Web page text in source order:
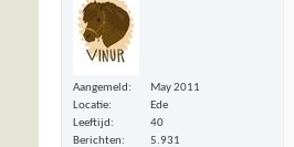
Aangemeld
May 2011
Locatie
Ede
Leeftijd
40
Berichten
5.931